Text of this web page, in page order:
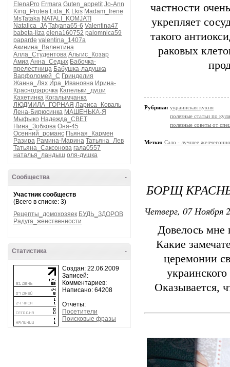
ElenaPro Ermara Guten_appetit Jo-Ann
King_Protea Lida_K Lkis Madam_Irene
MsTataka NATALI_KOMJATI
Natalica_JA Tatyana65-6 Valentina47
babeta-liza elena160752 palomnica59
paparde valentina_1407a
Акинина_Валентина
Алла_Студентова Альгис_Козар
Амиа Анна_Седых Бабочка-
прелестница Бабушка-ладушка
Варфоломей_С Гринделия
Жанна_Лях Ира_Ивановна Ирина-
Краснодарочка Капельки_души
Кахетинка Когалымчанка
ЛЮДМИЛА_ГОРНАЯ Лариса_Коваль
Лена-Бирюсинка МАШЕНЬКА-Я
Мыфыко Надежда_СВЕТ
Нина_Зобкова Оня-45
Осенний_романс Пьяная_Кармен
Разира Рамина-Марина Татьяна_Лев
Татьяна_Саксонова гала0557
наталья_ландыш оля-душка
-
Сообщества
Участник сообществ
(Всего в списке: 3)
Рецепты_домохозяек БУДЬ_ЗДОРОВ
Радуга_женственности
-
Статистика
Создан: 22.06.2009
Записей:
Комментариев:
Написано: 64208
Отчеты:
Посетители
Поисковые фразы
частности
укрепляет
такого
раковых
Рубрики: украинская кухня
полезные статьи по
полезные советы от
Метки: Сало - лучшее
БОРЩ
Четверг, 07 Ноября
Довелось мне
Какие
церемонии
Оказывается,